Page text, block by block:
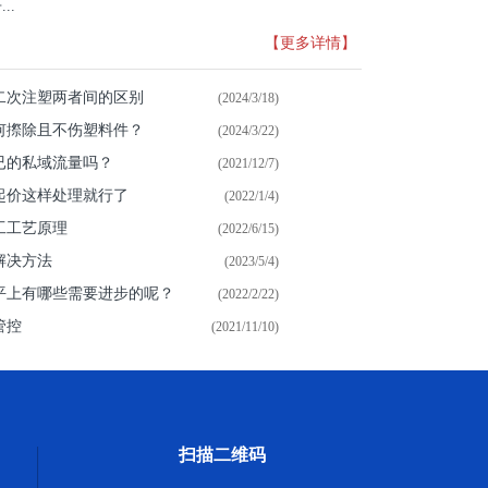
【更多详情】
(2024/3/18)
注塑两者间的区别
(2024/3/22)
除且不伤塑料件？
(2021/12/7)
私域流量吗？
(2022/1/4)
这样处理就行了
(2022/6/15)
工艺原理
(2023/5/4)
决方法
(2022/2/22)
有哪些需要进步的呢？
(2021/11/10)
控
扫描二维码